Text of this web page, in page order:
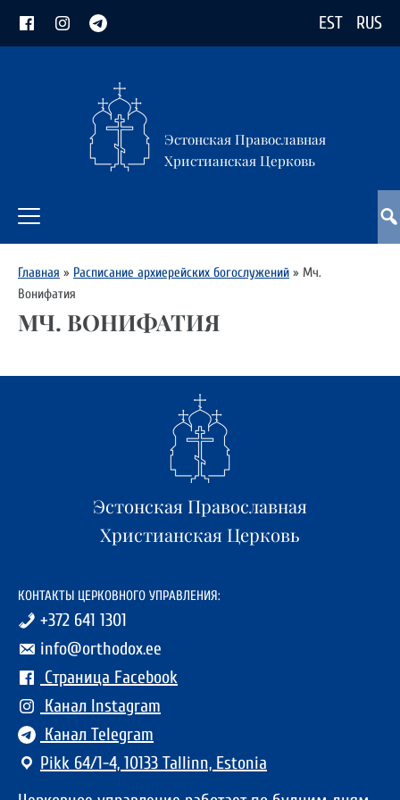
EST RUS
Эстонская Православная
Христианская Церковь
Главная » Расписание архиерейских богослужений » Мч.
Вонифатия
МЧ. ВОНИФАТИЯ
Эстонская Православная
Христианская Церковь
КОНТАКТЫ ЦЕРКОВНОГО УПРАВЛЕНИЯ:
+372 641 1301
info@orthodox.ee
Страница Facebook
Канал Instagram
Канал Telegram
Pikk 64/1-4, 10133 Tallinn, Estonia